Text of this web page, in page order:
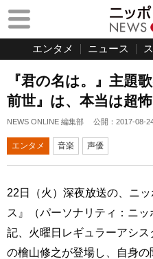
エンタメ ニュース
『君の名は。』主題
前世』は、本当は超
NEWS ONLINE 編集部 公開： 2017-08-
エンタメ 音楽 声優
22日（火）深夜放送の、ニ
ス』（パーソナリティ：ニ
記、火曜日レギュラーアシ
の檜山修之が登場し、自身